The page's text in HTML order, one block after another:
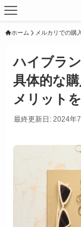
ホーム メルカリでの購入
ハイブラ
具体的な
メリット
最終更新日: 2024年